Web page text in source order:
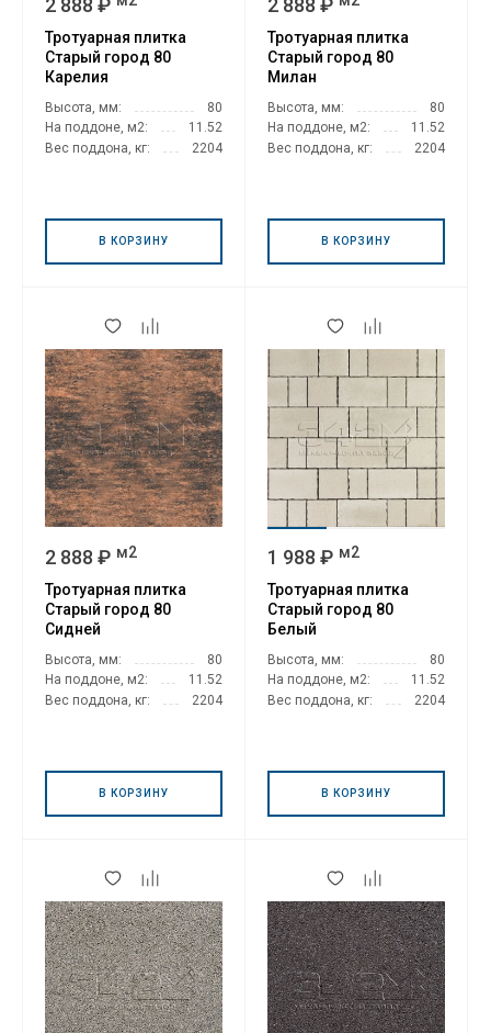
2 888 ₽
Тротуарная плитка
Старый город 80
Карелия
Высота, мм:
80
На поддоне, м2:
11.52
Вес поддона, кг:
2204
В КОРЗИНУ
2 888 ₽
Тротуарная плитка
Старый город 80
Милан
Высота, мм:
80
На поддоне, м2:
11.52
Вес поддона, кг:
2204
В КОРЗИНУ
2 888 ₽ м2
Тротуарная плитка
Старый город 80
Сидней
Высота, мм:
80
На поддоне, м2:
11.52
Вес поддона, кг:
2204
В КОРЗИНУ
1 988 ₽ м2
Тротуарная плитка
Старый город 80
Белый
Высота, мм:
80
На поддоне, м2:
11.52
Вес поддона, кг:
2204
В КОРЗИНУ